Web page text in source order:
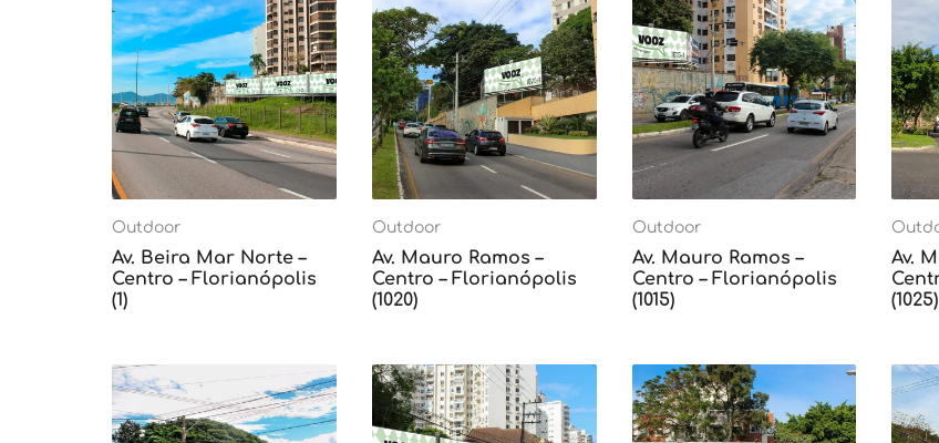
Outdoor
Av. Beira Mar Norte –
Centro – Florianópolis
(1)
Outdoor
Av. Mauro Ramos –
Centro – Florianópolis
(1020)
Outdoor
Av. Mauro Ramos –
Centro – Florianópolis
(1015)
Av.
(1025)